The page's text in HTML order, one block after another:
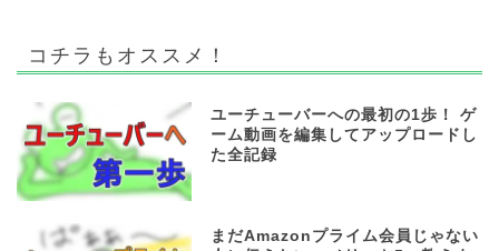
コチラもオススメ！
ユーチューバーへの最初の1歩！ ゲ
ーム動画を編集してアップロードし
た全記録
まだAmazonプライム会員じゃない